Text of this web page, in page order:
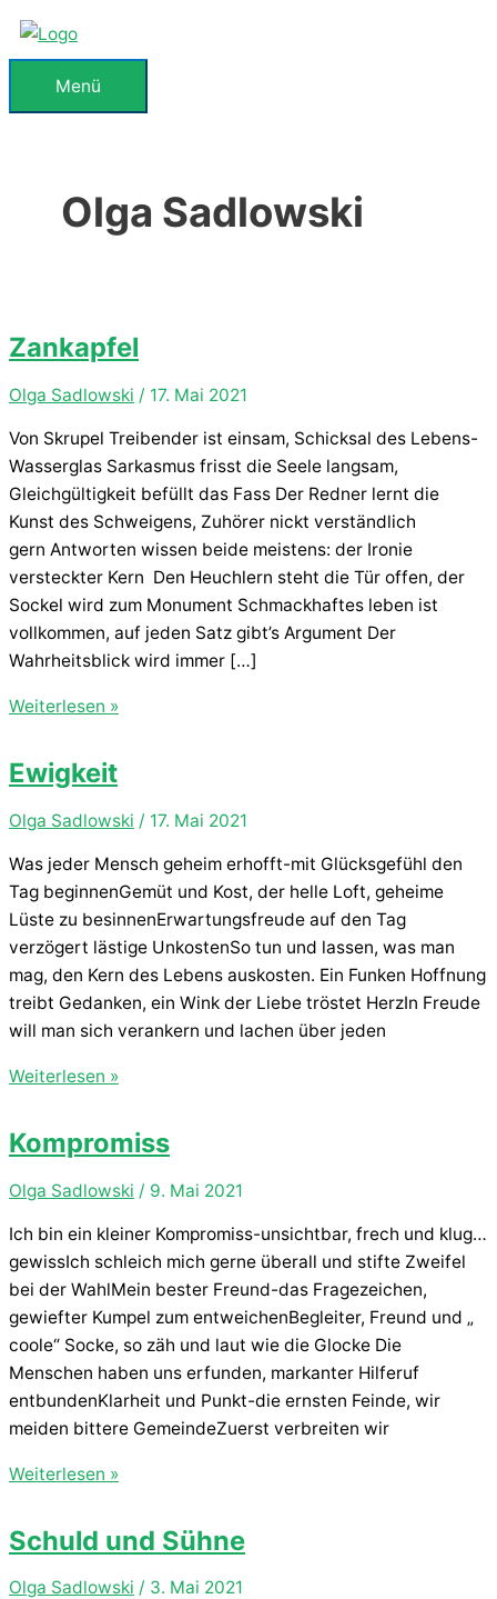
Zum
Inhalt
springenMenü
Menü
Olga Sadlowski
Zankapfel
Olga Sadlowski / 17. Mai 2021
Von Skrupel Treibender ist einsam, Schicksal des Lebens-
Wasserglas Sarkasmus frisst die Seele langsam,
Gleichgültigkeit befüllt das Fass Der Redner lernt die
Kunst des Schweigens, Zuhörer nickt verständlich
gern Antworten wissen beide meistens: der Ironie
versteckter Kern Den Heuchlern steht die Tür offen, der
Sockel wird zum Monument Schmackhaftes leben ist
vollkommen, auf jeden Satz gibt’s Argument Der
Wahrheitsblick wird immer […]
Zankapfel
Weiterlesen »
Ewigkeit
Olga Sadlowski / 17. Mai 2021
Was jeder Mensch geheim erhofft-mit Glücksgefühl den
Tag beginnenGemüt und Kost, der helle Loft, geheime
Lüste zu besinnenErwartungsfreude auf den Tag
verzögert lästige UnkostenSo tun und lassen, was man
mag, den Kern des Lebens auskosten. Ein Funken Hoffnung
treibt Gedanken, ein Wink der Liebe tröstet HerzIn Freude
will man sich verankern und lachen über jeden
Ewigkeit
Weiterlesen »
Kompromiss
Olga Sadlowski / 9. Mai 2021
Ich bin ein kleiner Kompromiss-unsichtbar, frech und klug…
gewissIch schleich mich gerne überall und stifte Zweifel
bei der WahlMein bester Freund-das Fragezeichen,
gewiefter Kumpel zum entweichenBegleiter, Freund und „
coole“ Socke, so zäh und laut wie die Glocke Die
Menschen haben uns erfunden, markanter Hilferuf
entbundenKlarheit und Punkt-die ernsten Feinde, wir
meiden bittere GemeindeZuerst verbreiten wir
Kompromiss
Weiterlesen »
Schuld und Sühne
Olga Sadlowski / 3. Mai 2021